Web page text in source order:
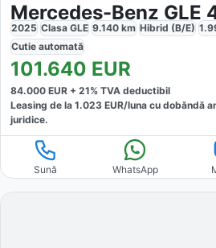
Mercedes-Benz GLE
2025 Clasa GLE 9.140 km Hibrid (B/E)
Cutie automată
101.640 EUR
84.000 EUR + 21% TVA deductibil
Leasing de la 1.023 EUR/luna cu dobăndă
juridice.
Sună WhatsApp